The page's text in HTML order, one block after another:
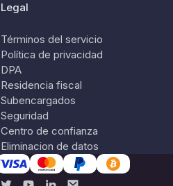
Legal
Términos del servicio
Política de privacidad
DPA
Residencia fiscal
Subencargados
Seguridad
Centro de confianza
Eliminacion de datos